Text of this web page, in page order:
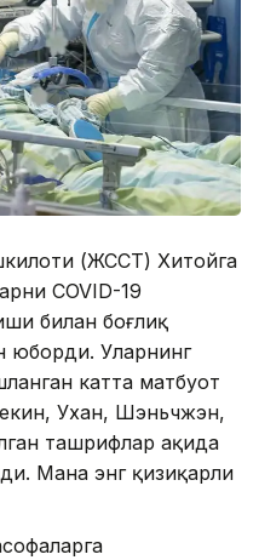
(ЖССТ) Хитойга
COVID-19
билан боғлиқ
юборди. Уларнинг
катта матбуот
Ухан, Шэньчжэн,
ташрифлар ҳақида
Мана энг қизиқарли